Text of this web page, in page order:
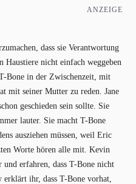
ANZEIGE
dass sie Verantwortung
Haustiere nicht einfach weggeben
Bone in der Zwischenzeit, mit
mit seiner Mutter zu reden. Jane
geschieden sein sollte. Sie
lauter. Sie macht T-Bone
ausziehen müssen, weil Eric
Worte hören alle mit. Kevin
erfahren, dass T-Bone nicht
erklärt ihr, dass T-Bone vorhat,